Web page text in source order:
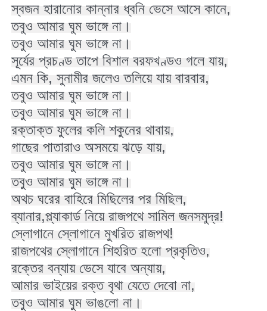
স্বজন হারানোর কান্নার ধ্বনি ভেসে আসে কানে,
তবুও আমার ঘুম ভাঙ্গে না।
তবুও আমার ঘুম ভাঙ্গে না।
সূর্যের প্রচণ্ড তাপে বিশাল বরফখণ্ডও গলে যায়,
এমন কি, সুনামীর জলেও তলিয়ে যায় বারবার,
তবুও আমার ঘুম ভাঙ্গে না।
তবুও আমার ঘুম ভাঙ্গে না।
রক্তাক্ত ফুলের কলি শকুনের থাবায়,
গাছের পাতারাও অসময়ে ঝড়ে যায়,
তবুও আমার ঘুম ভাঙ্গে না।
তবুও আমার ঘুম ভাঙ্গে না।
অথচ ঘরের বাহিরে মিছিলের পর মিছিল,
ব্যানার,প্ল্যাকার্ড নিয়ে রাজপথে সামিল জনসমুদ্র!
স্লোগানে স্লোগানে মুখরিত রাজপথ!
রাজপথের স্লোগানে শিহরিত হলো প্রকৃতিও,
রক্তের বন্যায় ভেসে যাবে অন্যায়,
আমার ভাইয়ের রক্ত বৃথা যেতে দেবো না,
তবুও আমার ঘুম ভাঙলো না।